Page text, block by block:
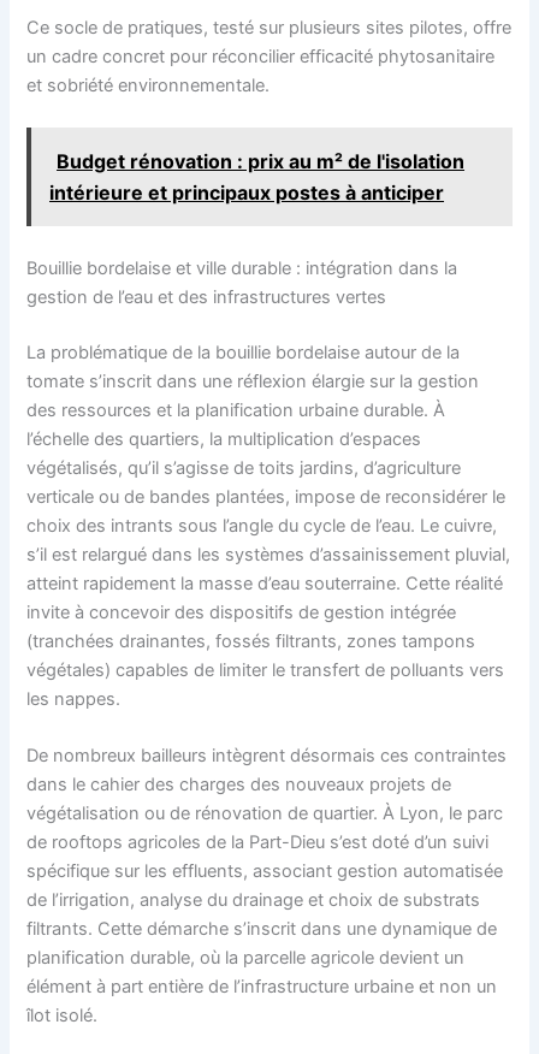
Ce socle de pratiques, testé sur plusieurs sites pilotes, offre
un cadre concret pour réconcilier efficacité phytosanitaire
et sobriété environnementale.
Budget rénovation : prix au m² de l'isolation
intérieure et principaux postes à anticiper
Bouillie bordelaise et ville durable : intégration dans la
gestion de l’eau et des infrastructures vertes
La problématique de la bouillie bordelaise autour de la
tomate s’inscrit dans une réflexion élargie sur la gestion
des ressources et la planification urbaine durable. À
l’échelle des quartiers, la multiplication d’espaces
végétalisés, qu’il s’agisse de toits jardins, d’agriculture
verticale ou de bandes plantées, impose de reconsidérer le
choix des intrants sous l’angle du cycle de l’eau. Le cuivre,
s’il est relargué dans les systèmes d’assainissement pluvial,
atteint rapidement la masse d’eau souterraine. Cette réalité
invite à concevoir des dispositifs de gestion intégrée
(tranchées drainantes, fossés filtrants, zones tampons
végétales) capables de limiter le transfert de polluants vers
les nappes.
De nombreux bailleurs intègrent désormais ces contraintes
dans le cahier des charges des nouveaux projets de
végétalisation ou de rénovation de quartier. À Lyon, le parc
de rooftops agricoles de la Part-Dieu s’est doté d’un suivi
spécifique sur les effluents, associant gestion automatisée
de l’irrigation, analyse du drainage et choix de substrats
filtrants. Cette démarche s’inscrit dans une dynamique de
planification durable, où la parcelle agricole devient un
élément à part entière de l’infrastructure urbaine et non un
îlot isolé.